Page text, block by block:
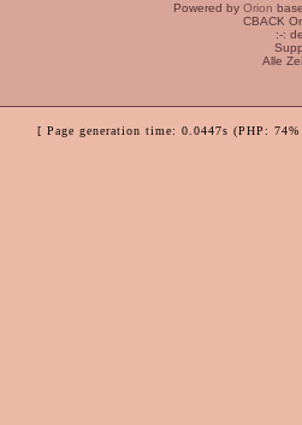
Powered by Orion
CBACK
:-:
Alle
[ Page generation time: 0.0447s (PHP: